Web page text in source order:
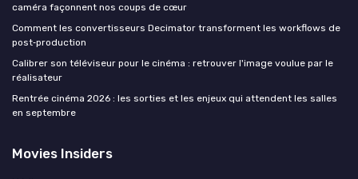
caméra façonnent nos coups de cœur
Comment les convertisseurs Decimator transforment les workflows de
post‑production
Calibrer son téléviseur pour le cinéma : retrouver l'image voulue par le
réalisateur
Rentrée cinéma 2026 : les sorties et les enjeux qui attendent les salles
en septembre
Movies Insiders